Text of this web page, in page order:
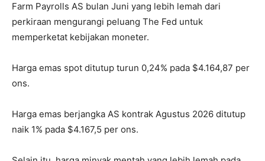
Farm Payrolls AS bulan Juni yang lebih lemah dari
perkiraan mengurangi peluang The Fed untuk
memperketat kebijakan moneter.
Harga emas spot ditutup turun 0,24% pada $4.164,87 per
ons.
Harga emas berjangka AS kontrak Agustus 2026 ditutup
naik 1% pada $4.167,5 per ons.